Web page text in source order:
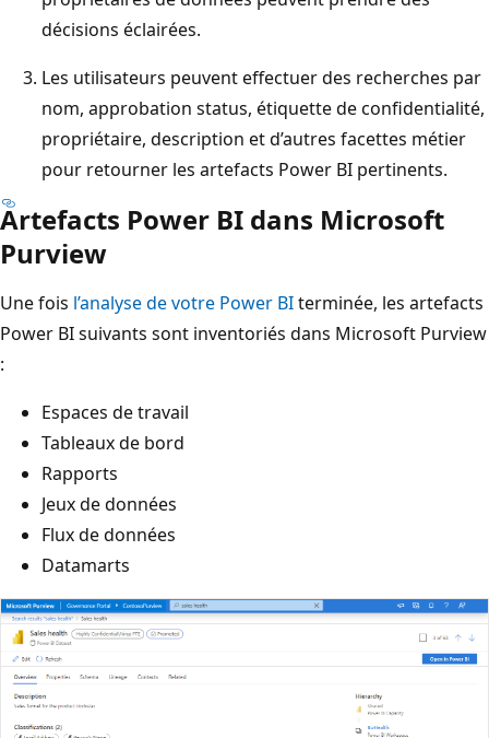
décisions éclairées.
Les utilisateurs peuvent effectuer des recherches par
nom, approbation status, étiquette de confidentialité,
propriétaire, description et d’autres facettes métier
pour retourner les artefacts Power BI pertinents.
Artefacts Power BI dans Microsoft
Purview
Une fois l’analyse de votre Power BIterminée, les artefacts
Power BI suivants sont inventoriés dans Microsoft Purview
:
Espaces de travail
Tableaux de bord
Rapports
Jeux de données
Flux de données
Datamarts